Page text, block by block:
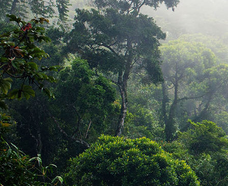
Bild_2026-01-11_145326132